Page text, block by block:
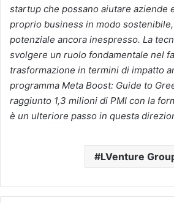
startup che possano aiutare aziende
proprio business in modo
potenziale ancora inespresso. La
svolgere un ruolo fondamentale nel
trasformazione in termini di impatto
programma Meta Boost: Guide to
raggiunto 1,3 milioni di PMI con la
è un ulteriore passo in questa
LVenture